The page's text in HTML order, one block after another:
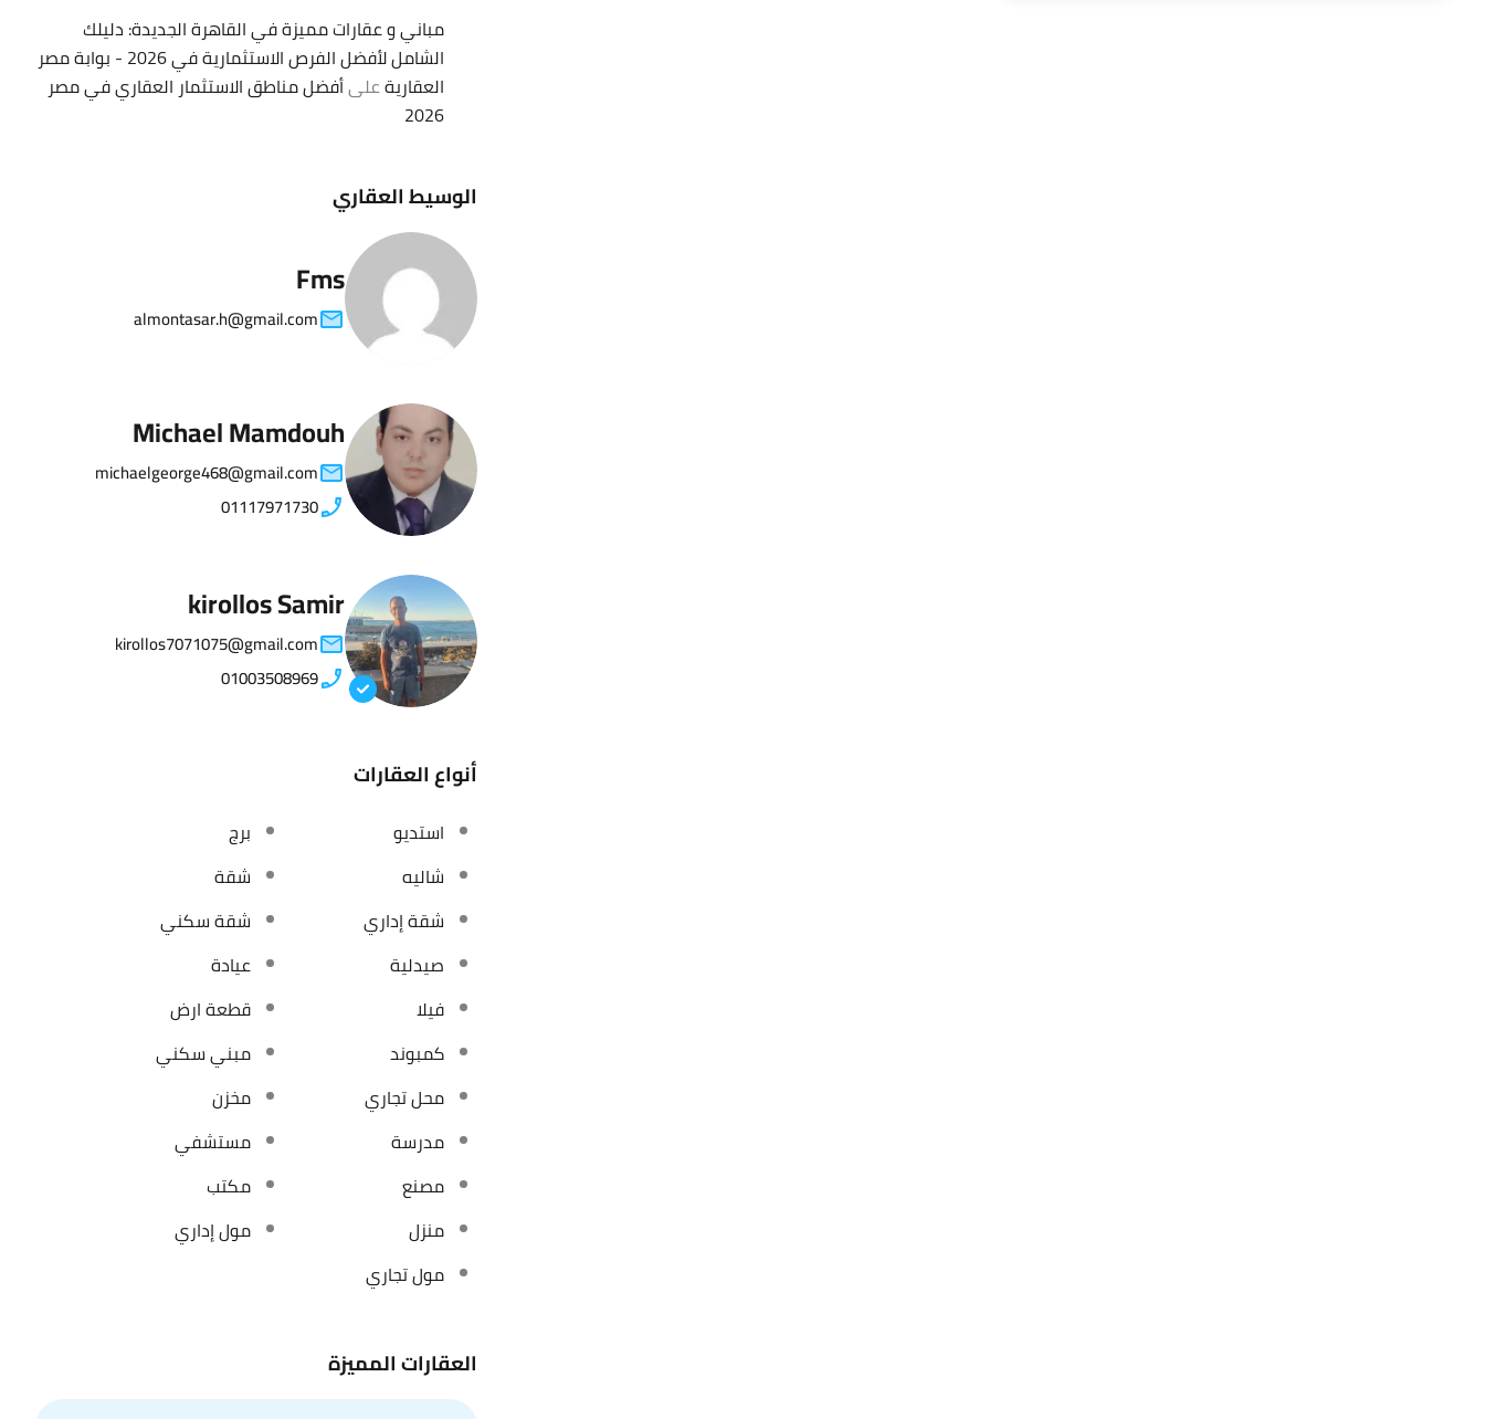
مباني و عقارات مميزة في القاهرة الجديدة: دليلك
الشامل لأفضل الفرص الاستثمارية في 2026 - بوابة مصر
العقاريةعلىأفضل مناطق الاستثمار العقاري في مصر
2026
الوسيط العقاري
Fms
almontasar.h@gmail.com
Michael Mamdouh
michaelgeorge468@gmail.com
01117971730
kirollos Samir
kirollos7071075@gmail.com
01003508969
أنواع العقارات
استديو
برج
شاليه
شقة
شقة إداري
شقة سكني
صيدلية
عيادة
فيلا
قطعة ارض
كمبوند
مبني سكني
محل تجاري
مخزن
مدرسة
مستشفي
مصنع
مكتب
منزل
مول إداري
مول تجاري
العقارات المميزة